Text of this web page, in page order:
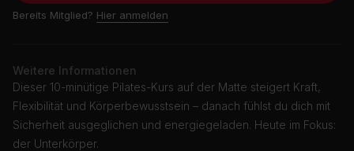
Bereits Mitglied? Hier anmelden
Weitere Informationen
Dieser 10-minütige Pilates-Kurs auf der Matte steigert Kraft,
Flexibilität und Körperbewusstsein – danach fühlst du dich mit
Sicherheit ausgeglichen und energiegeladen. Heute im Fokus:
der Unterkörper.